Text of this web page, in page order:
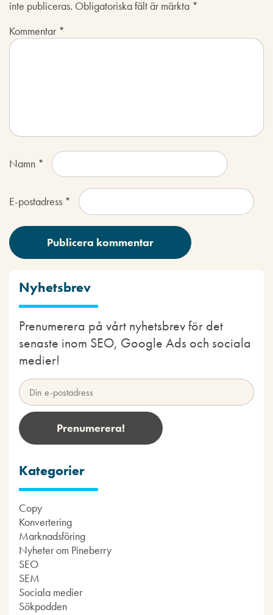
inte publiceras. Obligatoriska fält är märkta *
Kommentar *
Namn *
E-postadress *
Nyhetsbrev
Prenumerera på vårt nyhetsbrev för det
senaste inom SEO, Google Ads och sociala
medier!
Kategorier
Copy
Konvertering
Marknadsföring
Nyheter om Pineberry
SEO
SEM
Sociala medier
Sökpodden